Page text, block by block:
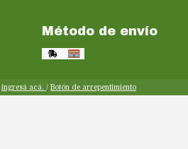
Método de envío
ingresá acá. / Botón de arrepentimiento